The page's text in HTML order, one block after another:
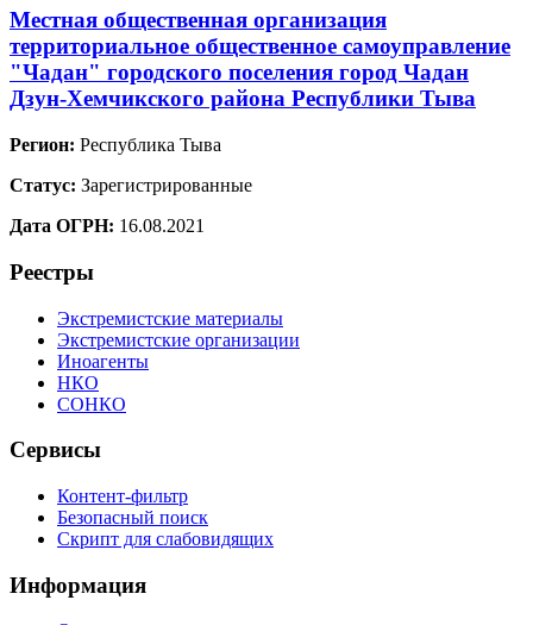
Местная общественная организация
территориальное общественное самоуправление
"Чадан" городского поселения город Чадан
Дзун-Хемчикского района Республики Тыва
Регион: Республика Тыва
Статус: Зарегистрированные
Дата ОГРН: 16.08.2021
Реестры
Экстремистские материалы
Экстремистские организации
Иноагенты
НКО
СОНКО
Сервисы
Контент-фильтр
Безопасный поиск
Скрипт для слабовидящих
Информация